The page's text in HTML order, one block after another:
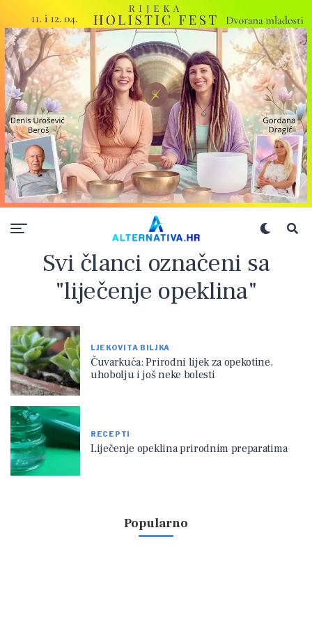
Svi članci označeni sa
"liječenje opeklina"
LJEKOVITA BILJKA
Čuvarkuća: Prirodni lijek za opekotine,
uhobolju i još neke bolesti
RECEPTI
Liječenje opeklina prirodnim preparatima
Popularno